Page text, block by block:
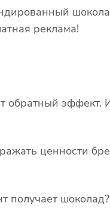
реклама!
обратный эффект.
ценности
получает